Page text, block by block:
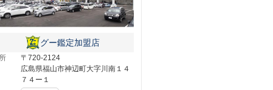
グー鑑定加盟店
〒720-2124
広島県福山市神辺町大字川南１４
７４ー１